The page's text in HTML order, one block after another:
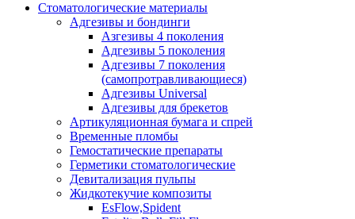
Стоматологические материалы
Адгезивы и бондинги
Азгезивы 4 поколения
Адгезивы 5 поколения
Адгезивы 7 поколения
(самопротравливающиеся)
Адгезивы Universal
Адгезивы для брекетов
Артикуляционная бумага и спрей
Временные пломбы
Гемостатические препараты
Герметики стоматологические
Девитализация пульпы
Жидкотекучие композиты
EsFlow,Spident